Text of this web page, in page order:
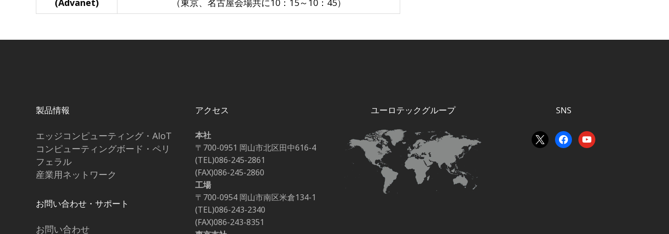
(Advanet)
（東京、名古屋会場共に10：15～10：45）
製品情報
エッジコンピューティング・AIoT
コンピューティングボード・ペリ
フェラル
産業用ネットワーク
お問い合わせ・サポート
お問い合わせ
アクセス
本社
〒700-0951 岡山市北区田中616-4
(TEL)086-245-2861
(FAX)086-245-2860
工場
〒700-0954 岡山市南区米倉134-1
(TEL)086-243-2340
(FAX)086-243-8351
ユーロテックグループ SNS
x facebook
youtube